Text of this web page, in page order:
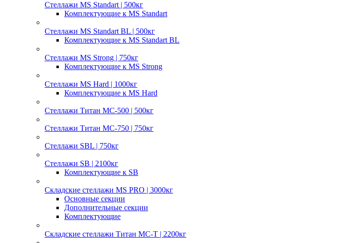
Стеллажи MS Standart | 500кг
Комплектующие к MS Standart
Стеллажи MS Standart BL | 500кг
Комплектующие к MS Standart BL
Стеллажи MS Strong | 750кг
Комплектующие к MS Strong
Стеллажи MS Hard | 1000кг
Комплектующие к MS Hard
Стеллажи Титан МС-500 | 500кг
Стеллажи Титан МС-750 | 750кг
Стеллажи SBL | 750кг
Стеллажи SB | 2100кг
Комплектующие к SB
Складские стеллажи MS PRO | 3000кг
Основные секции
Дополнительные секции
Комплектующие
Складские стеллажи Титан МС-Т | 2200кг